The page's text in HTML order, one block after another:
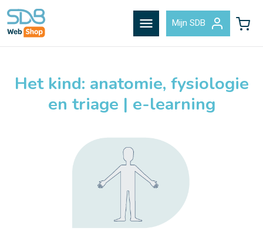
menu Mijn SDB
Het kind: anatomie, fysiologie
en triage | e-learning